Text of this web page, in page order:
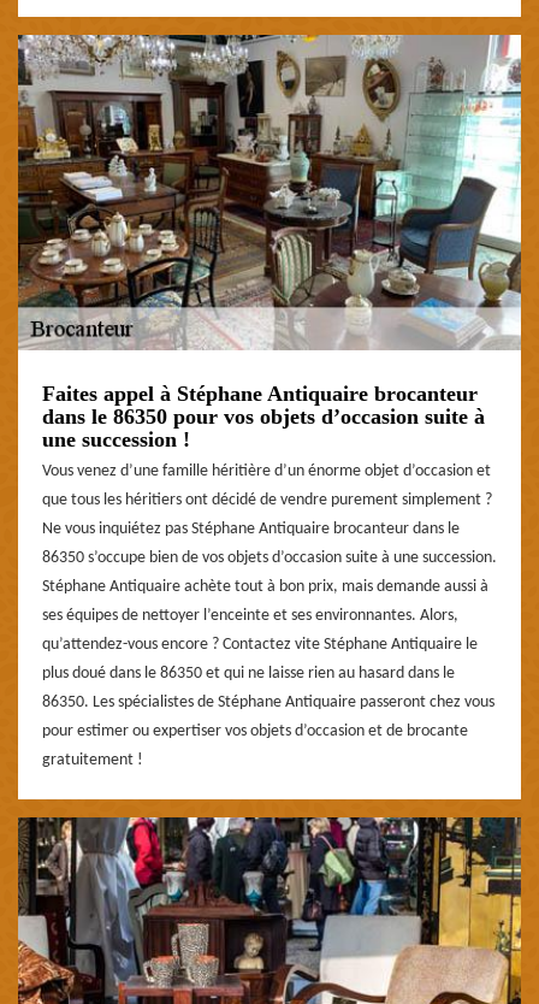
Faites appel à Stéphane Antiquaire brocanteur
dans le 86350 pour vos objets d’occasion suite à
une succession !
Vous venez d’une famille héritière d’un énorme objet d’occasion et
que tous les héritiers ont décidé de vendre purement simplement ?
Ne vous inquiétez pas Stéphane Antiquaire brocanteur dans le
86350 s’occupe bien de vos objets d’occasion suite à une succession.
Stéphane Antiquaire achète tout à bon prix, mais demande aussi à
ses équipes de nettoyer l’enceinte et ses environnantes. Alors,
qu’attendez-vous encore ? Contactez vite Stéphane Antiquaire le
plus doué dans le 86350 et qui ne laisse rien au hasard dans le
86350. Les spécialistes de Stéphane Antiquaire passeront chez vous
pour estimer ou expertiser vos objets d’occasion et de brocante
gratuitement !